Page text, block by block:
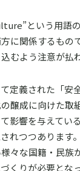
という用語
に関係するも
むよう注意が払
定義された「安
醸成に向けた取
影響を与えてい
れつつあります。
々な国籍・民
くりが必要とな